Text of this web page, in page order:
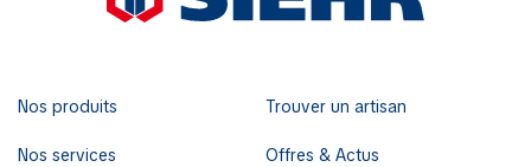
Nos produits
Nos services
Trouver un artisan
Offres & Actus